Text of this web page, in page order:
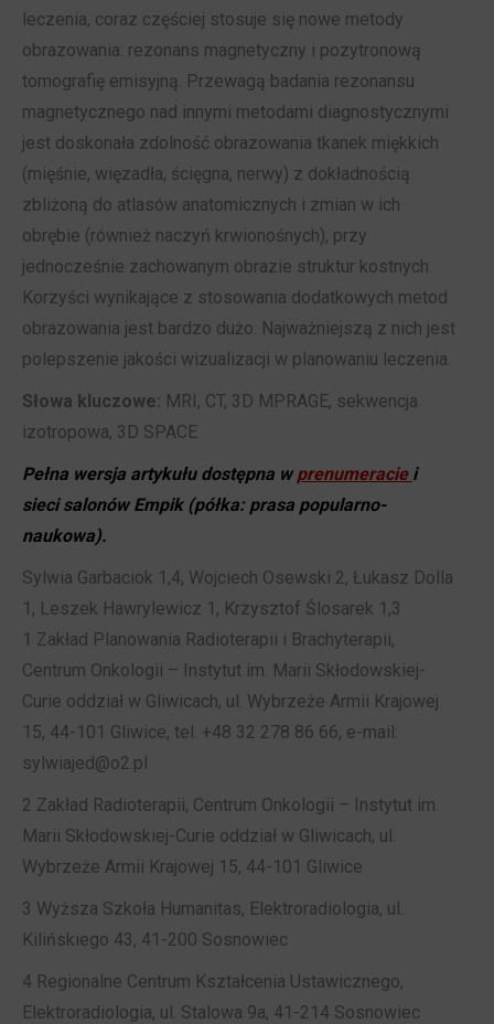
leczenia, coraz częściej stosuje się nowe metody
obrazowania: rezonans magnetyczny i pozytronową
tomografię emisyjną. Przewagą badania rezonansu
magnetycznego nad innymi metodami diagnostycznymi
jest doskonała zdolność obrazowania tkanek miękkich
(mięśnie, więzadła, ścięgna, nerwy) z dokładnością
zbliżoną do atlasów anatomicznych i zmian w ich
obrębie (również naczyń krwionośnych), przy
jednocześnie zachowanym obrazie struktur kostnych.
Korzyści wynikające z stosowania dodatkowych metod
obrazowania jest bardzo dużo. Najważniejszą z nich jest
polepszenie jakości wizualizacji w planowaniu leczenia.
Słowa kluczowe: MRI, CT, 3D MPRAGE, sekwencja
izotropowa, 3D SPACE
Pełna wersja artykułu dostępna w prenumeracie i
sieci salonów Empik (półka: prasa popularno-
naukowa).
Sylwia Garbaciok 1,4, Wojciech Osewski 2, Łukasz Dolla
1, Leszek Hawrylewicz 1, Krzysztof Ślosarek 1,3
1 Zakład Planowania Radioterapii i Brachyterapii,
Centrum Onkologii – Instytut im. Marii Skłodowskiej-
Curie oddział w Gliwicach, ul. Wybrzeże Armii Krajowej
15, 44-101 Gliwice, tel. +48 32 278 86 66, e-mail:
sylwiajed@o2.pl
2 Zakład Radioterapii, Centrum Onkologii – Instytut im.
Marii Skłodowskiej-Curie oddział w Gliwicach, ul.
Wybrzeże Armii Krajowej 15, 44-101 Gliwice
3 Wyższa Szkoła Humanitas, Elektroradiologia, ul.
Kilińskiego 43, 41-200 Sosnowiec
4 Regionalne Centrum Kształcenia Ustawicznego,
Elektroradiologia, ul. Stalowa 9a, 41-214 Sosnowiec